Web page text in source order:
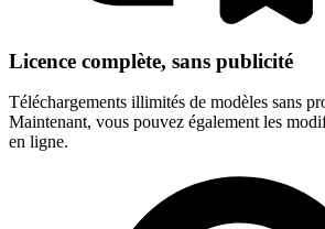
Licence complète, sans publicité
Téléchargements illimités de modèles sans
Maintenant, vous pouvez également les
en ligne.